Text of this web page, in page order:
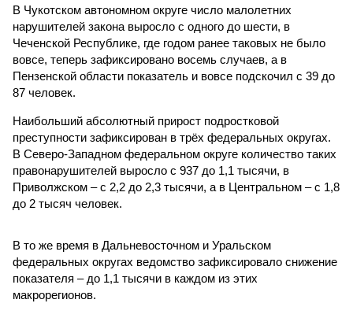
В Чукотском автономном округе число малолетних
нарушителей закона выросло с одного до шести, в
Чеченской Республике, где годом ранее таковых не было
вовсе, теперь зафиксировано восемь случаев, а в
Пензенской области показатель и вовсе подскочил с 39 до
87 человек.
Наибольший абсолютный прирост подростковой
преступности зафиксирован в трёх федеральных округах.
В Северо-Западном федеральном округе количество таких
правонарушителей выросло с 937 до 1,1 тысячи, в
Приволжском – с 2,2 до 2,3 тысячи, а в Центральном – с 1,8
до 2 тысяч человек.
В то же время в Дальневосточном и Уральском
федеральных округах ведомство зафиксировало снижение
показателя – до 1,1 тысячи в каждом из этих
макрорегионов.